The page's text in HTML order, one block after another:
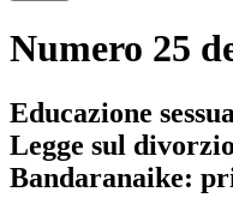
Numero 25
Educazione
Legge sul
Bandaranaike: